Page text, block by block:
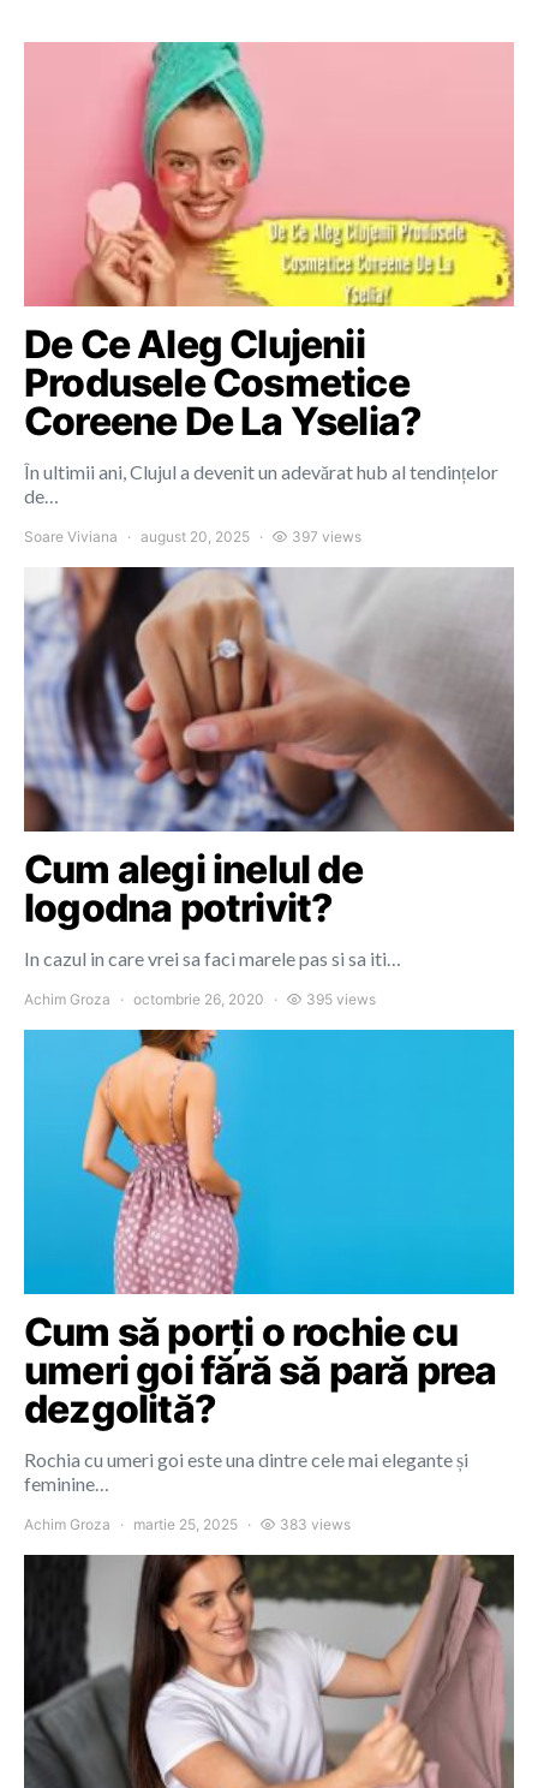
De Ce Aleg Clujenii
Produsele Cosmetice
Coreene De La Yselia?
În ultimii ani, Clujul a devenit un adevărat hub al tendințelor
de…
Soare Viviana august 20, 2025 397 views
Cum alegi inelul de
logodna potrivit?
In cazul in care vrei sa faci marele pas si sa iti…
Achim Groza octombrie 26, 2020 395 views
Cum să porți o rochie cu
umeri goi fără să pară prea
dezgolită?
Rochia cu umeri goi este una dintre cele mai elegante și
feminine…
Achim Groza martie 25, 2025 383 views